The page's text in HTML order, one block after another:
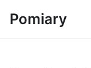
Pomiary